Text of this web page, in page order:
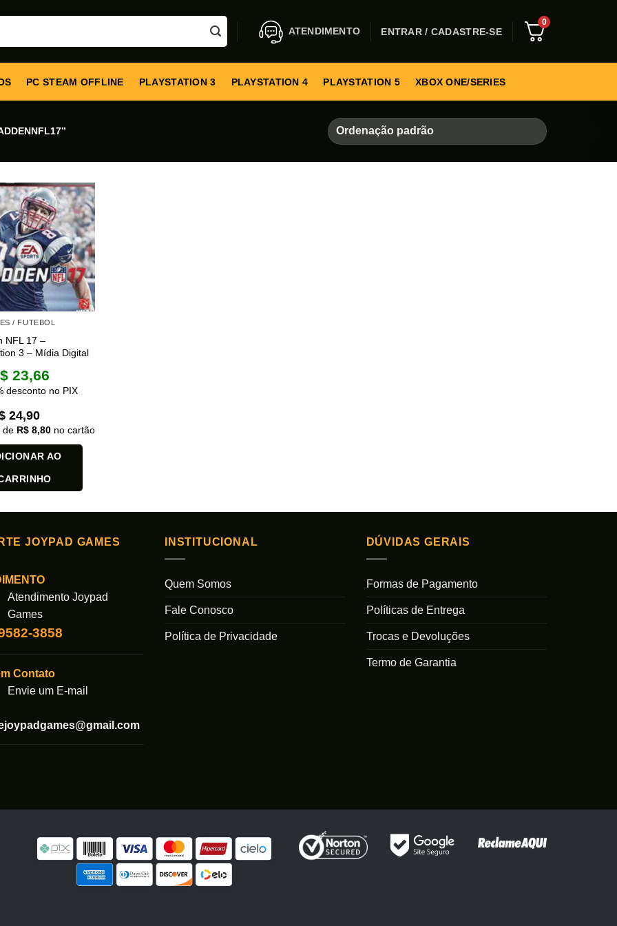
ATENDIMENTO ENTRAR / CADASTRE-SE
0
PC STEAM OFFLINE PLAYSTATION 3 PLAYSTATION 4 PLAYSTATION 5 XBOX ONE/SERIES
/ FUTEBOL
NFL 17 –
3 – Mídia Digital
23,66
desconto no PIX
24,90
de R$8,80no cartão
AO
JOYPAD GAMES
Atendimento Joypad
Games
3858
Contato
Envie um E-mail
INSTITUCIONAL
Quem Somos
Fale Conosco
Política de Privacidade
DÚVIDAS GERAIS
Formas de Pagamento
Políticas de Entrega
Trocas e Devoluções
Termo de Garantia